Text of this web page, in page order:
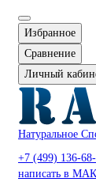
Избранное
Сравнение
Личный
Натуральное
+7 (499) 136-
написать в